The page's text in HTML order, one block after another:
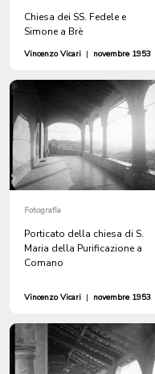
Chiesa dei SS. Fedele e
Simone a Brè
Vincenzo Vicari | novembre 1953
Fotografia
Porticato della chiesa di S.
Maria della Purificazione a
Comano
Vincenzo Vicari | novembre 1953